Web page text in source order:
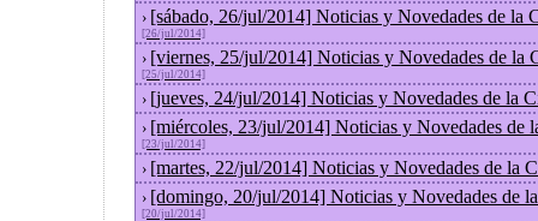
› [sábado, 26/jul/2014] Noticias y Novedades de la
[26/jul/2014]
› [viernes, 25/jul/2014] Noticias y Novedades de la
[25/jul/2014]
› [jueves, 24/jul/2014] Noticias y Novedades de la
› [miércoles, 23/jul/2014] Noticias y Novedades de
[23/jul/2014]
› [martes, 22/jul/2014] Noticias y Novedades de la
› [domingo, 20/jul/2014] Noticias y Novedades de
[20/jul/2014]